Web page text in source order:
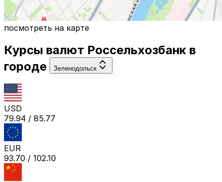
посмотреть на карте
Курсы валют Россельхозбанк в
городе
Зеленодольск
USD
79.94 / 85.77
EUR
93.70 / 102.10